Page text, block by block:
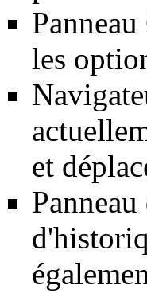
les
et